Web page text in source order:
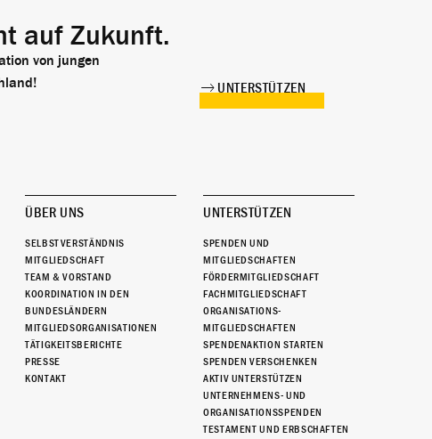
auf Zukunft.
von jungen
UNTERSTÜTZEN
ÜBER UNS
SELBSTVERSTÄNDNIS
MITGLIEDSCHAFT
TEAM & VORSTAND
KOORDINATION IN DEN
BUNDESLÄNDERN
MITGLIEDSORGANISATIONEN
TÄTIGKEITSBERICHTE
PRESSE
KONTAKT
UNTERSTÜTZEN
SPENDEN UND
MITGLIEDSCHAFTEN
FÖRDERMITGLIEDSCHAFT
FACHMITGLIEDSCHAFT
ORGANISATIONS-
MITGLIEDSCHAFTEN
SPENDENAKTION STARTEN
SPENDEN VERSCHENKEN
AKTIV UNTERSTÜTZEN
UNTERNEHMENS- UND
ORGANISATIONSSPENDEN
TESTAMENT UND ERBSCHAFTEN